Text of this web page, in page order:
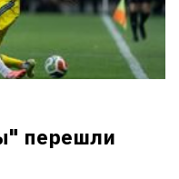
перешли